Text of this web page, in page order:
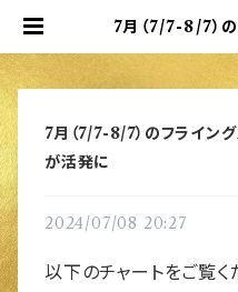
7月（7/7-8/7）
麻佑の
7月（7/7-8/7）のフライン
が活発に
2024/07/08 20:27
以下のチャートをご覧く